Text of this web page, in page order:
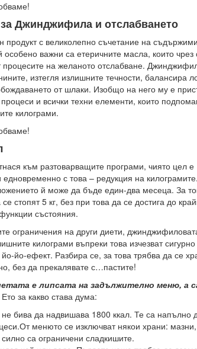
Джинджифила и отслабването
продукт с великолепно съчетание на
важни са етеричните масла, които чрез
процесите на желаното отслабване.
изтегля излишните течности, балансира
от шлаки. Изобщо на него му е
и всички техни елементи, които
килограми.
към разтоварващите програми, чиято цел е
с това – редукция на килограмите.
й може да бъде един-два месеца. За
стопят 5 кг, без при това да се достига до
състояния.
ограничения на други диети,
килограми въпреки това изчезват
йо-ефект. Разбира се, за това трябва да се
без да прекалявате с…пастите!
е липсата на задължително меню, а
Ето за какво става дума:
бива да надвишава 1800 ккал. Те са напълно
менюто се изключват някои храни: мазни,
са ограничени сладкишите.